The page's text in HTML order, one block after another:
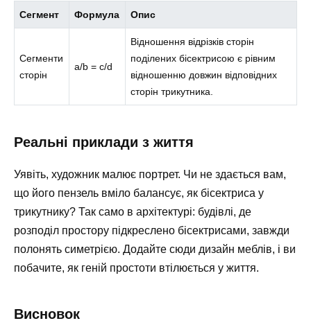
Сегмент Формула Опис
Сегменти
сторін
a/b = c/d
Відношення відрізків сторін
поділених бісектрисою є рівним
відношенню довжин відповідних
сторін трикутника.
Реальні приклади з життя
Уявіть, художник малює портрет. Чи не здається вам,
що його пензель вміло балансує, як бісектриса у
трикутнику? Так само в архітектурі: будівлі, де
розподіл простору підкреслено бісектрисами, завжди
полонять симетрією. Додайте сюди дизайн меблів, і ви
побачите, як геній простоти втілюється у життя.
Висновок